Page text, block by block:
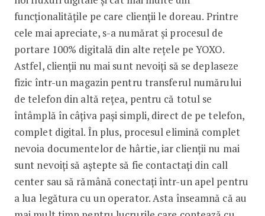
funcționalitățile pe care clienții le doreau. Printre
cele mai apreciate, s-a numărat și procesul de
portare 100% digitală din alte rețele pe YOXO.
Astfel, clienții nu mai sunt nevoiți să se deplaseze
fizic într-un magazin pentru transferul numărului
de telefon din altă rețea, pentru că totul se
întâmplă în câțiva pași simpli, direct de pe telefon,
complet digital. În plus, procesul elimină complet
nevoia documentelor de hârtie, iar clienții nu mai
sunt nevoiți să aștepte să fie contactați din call
center sau să rămână conectați într-un apel pentru
a lua legătura cu un operator. Asta înseamnă că au